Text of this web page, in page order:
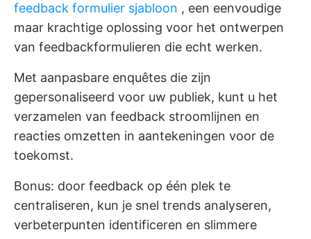
feedback formulier sjabloon , een eenvoudige
maar krachtige oplossing voor het ontwerpen
van feedbackformulieren die echt werken.
Met aanpasbare enquêtes die zijn
gepersonaliseerd voor uw publiek, kunt u het
verzamelen van feedback stroomlijnen en
reacties omzetten in aantekeningen voor de
toekomst.
Bonus: door feedback op één plek te
centraliseren, kun je snel trends analyseren,
verbeterpunten identificeren en slimmere